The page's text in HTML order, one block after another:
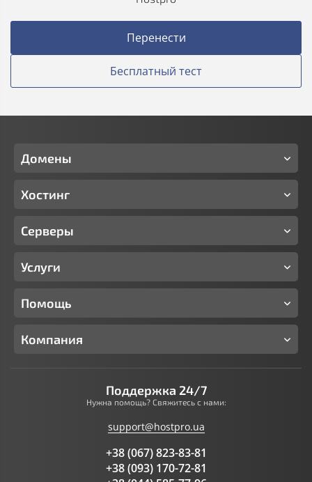
Перенести
Бесплатный тест
Домены
Хостинг
Серверы
Услуги
Помощь
Компания
Поддержка 24/7
Нужна помощь? Свяжитесь с нами:
support@hostpro.ua
+38 (067) 823-83-81
+38 (093) 170-72-81